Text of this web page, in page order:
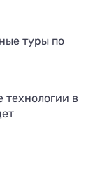
туры по
в